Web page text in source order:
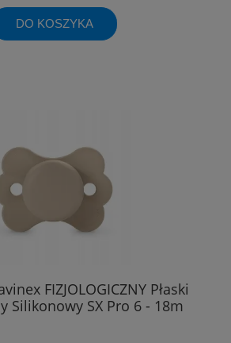
DO KOSZYKA
FIZJOLOGICZNY Płaski
Silikonowy SX Pro 6 - 18m